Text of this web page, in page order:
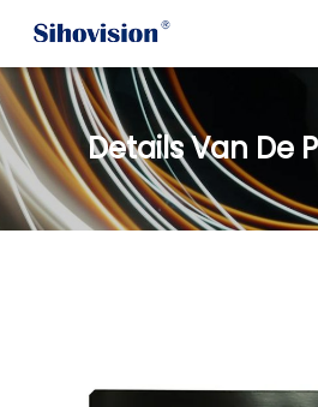
Details Van De